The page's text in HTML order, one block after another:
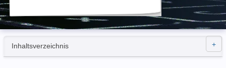
Inhaltsverzeichnis